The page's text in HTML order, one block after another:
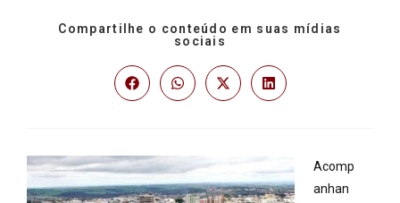
Compartilhe o conteúdo em suas mídias
sociais
Acomp
anhan